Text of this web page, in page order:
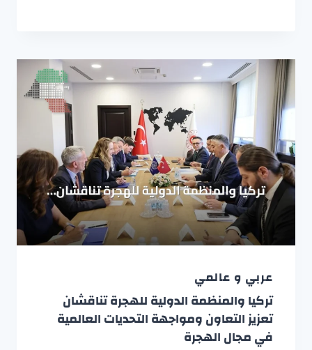
عربي و عالمي
تركيا والمنظمة الدولية للهجرة تناقشان
تعزيز التعاون ومواجهة التحديات العالمية
في مجال الهجرة